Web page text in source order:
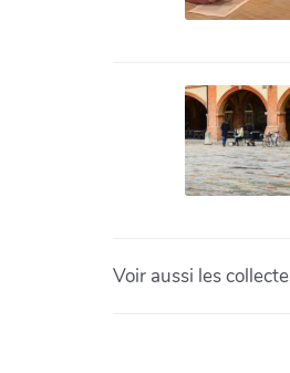
Voir aussi les